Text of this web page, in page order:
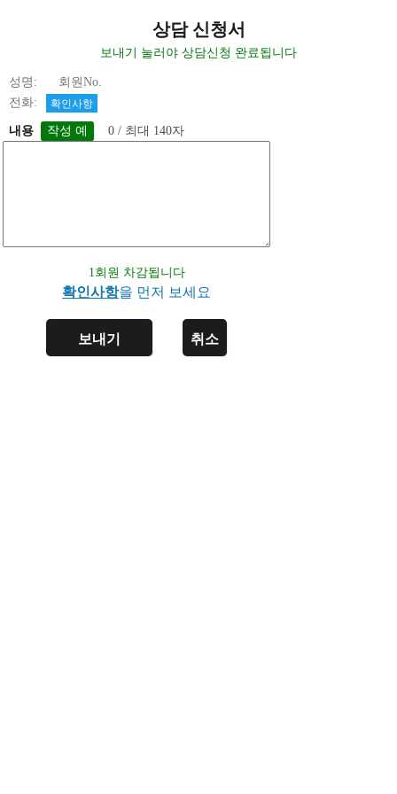
상담 신청서
보내기 눌러야 상담신청 완료됩니다
성명: 회원No.
전화:
확인사항
내용 0 / 최대 140자
1회원 차감됩니다
확인사항을 먼저 보세요